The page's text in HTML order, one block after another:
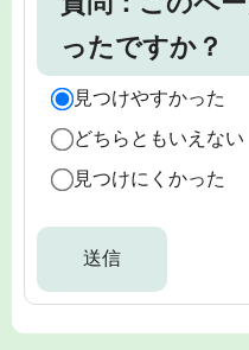
ったですか？
見つけやすかった
どちらともいえない
見つけにくかった